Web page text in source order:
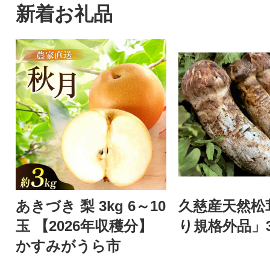
新着お礼品
あきづき 梨 3kg 6～10
玉 【2026年収穫分】
かすみがうら市
久慈産天然松
り規格外品」